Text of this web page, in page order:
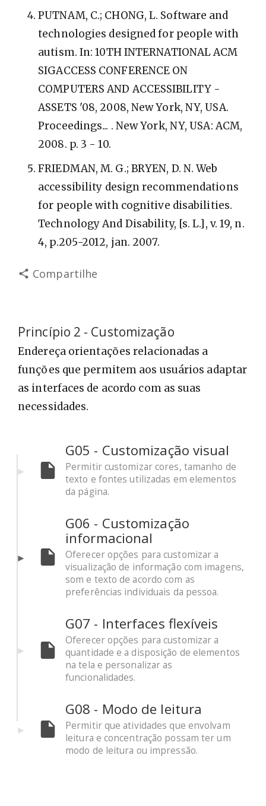
PUTNAM, C.; CHONG, L. Software and
technologies designed for people with
autism. In: 10TH INTERNATIONAL ACM
SIGACCESS CONFERENCE ON
COMPUTERS AND ACCESSIBILITY -
ASSETS '08, 2008, New York, NY, USA.
Proceedings... . New York, NY, USA: ACM,
2008. p. 3 - 10.
FRIEDMAN, M. G.; BRYEN, D. N. Web
accessibility design recommendations
for people with cognitive disabilities.
Technology And Disability, [s. L.], v. 19, n.
4, p.205-2012, jan. 2007.
Compartilhe
Princípio 2 - Customização
Endereça orientações relacionadas a
funções que permitem aos usuários adaptar
as interfaces de acordo com as suas
necessidades.
G05 - Customização visual
Permitir customizar cores, tamanho de
texto e fontes utilizadas em elementos
da página.
G06 - Customização
informacional
Oferecer opções para customizar a
visualização de informação com imagens,
som e texto de acordo com as
preferências individuais da pessoa.
G07 - Interfaces flexíveis
Oferecer opções para customizar a
quantidade e a disposição de elementos
na tela e personalizar as
funcionalidades.
G08 - Modo de leitura
Permitir que atividades que envolvam
leitura e concentração possam ter um
modo de leitura ou impressão.